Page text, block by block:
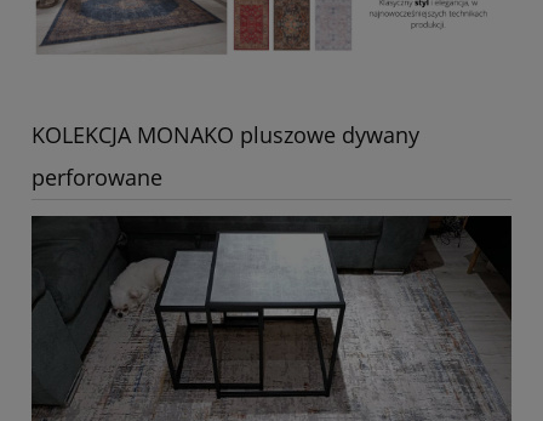
KOLEKCJA MONAKO pluszowe dywany
perforowane